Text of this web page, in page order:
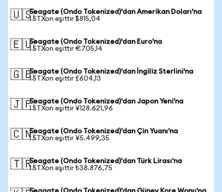
🇺🇸Seagate (Ondo Tokenized)'dan Amerikan Doları'na
1 STXon eşittir $815,04
🇪🇺Seagate (Ondo Tokenized)'dan Euro'na
1 STXon eşittir €705,14
🇬🇧Seagate (Ondo Tokenized)'dan İngiliz Sterlini'na
1 STXon eşittir £604,13
🇯🇵Seagate (Ondo Tokenized)'dan Japon Yeni'na
1 STXon eşittir ¥128.621,96
🇨🇳Seagate (Ondo Tokenized)'dan Çin Yuanı'na
1 STXon eşittir ¥5.499,35
🇹🇷Seagate (Ondo Tokenized)'dan Türk Lirası'na
1 STXon eşittir ₺38.876,75